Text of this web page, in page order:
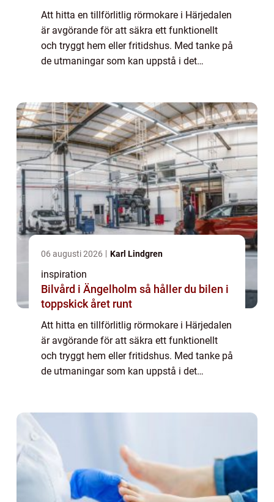
Att hitta en tillförlitlig rörmokare i Härjedalen
är avgörande för att säkra ett funktionellt
och tryggt hem eller fritidshus. Med tanke på
de utmaningar som kan uppstå i det
06 augusti 2026 Karl Lindgren
inspiration
Bilvård i Ängelholm så håller du bilen i
toppskick året runt
Att hitta en tillförlitlig rörmokare i Härjedalen
är avgörande för att säkra ett funktionellt
och tryggt hem eller fritidshus. Med tanke på
de utmaningar som kan uppstå i det